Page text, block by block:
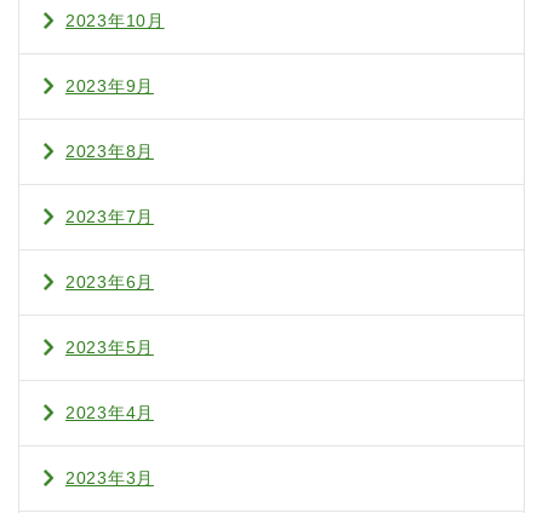
2023年10月
2023年9月
2023年8月
2023年7月
2023年6月
2023年5月
2023年4月
2023年3月